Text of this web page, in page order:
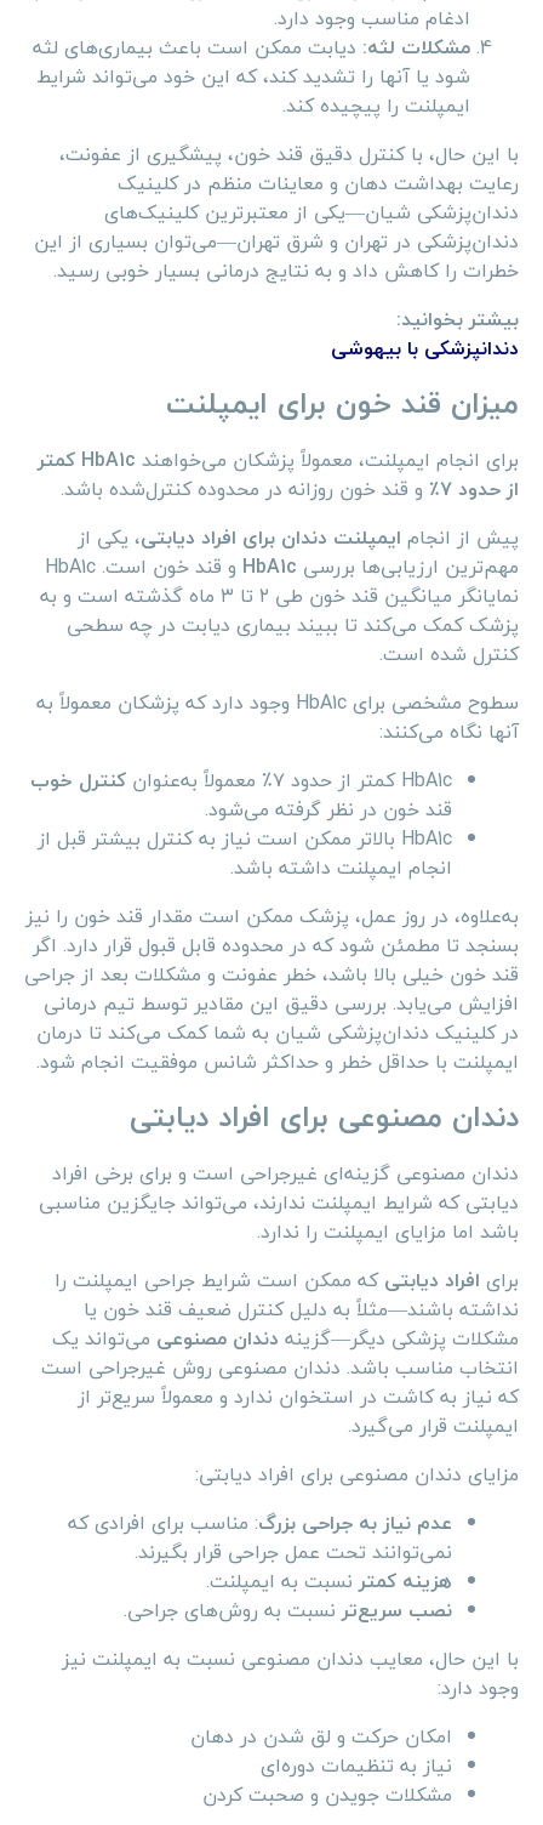
ادغام مناسب وجود دارد.
مشکلات لثه: دیابت ممکن است باعث بیماری‌های لثه
شود یا آنها را تشدید کند، که این خود می‌تواند شرایط
ایمپلنت را پیچیده کند.
با این حال، با کنترل دقیق قند خون، پیشگیری از عفونت،
رعایت بهداشت دهان و معاینات منظم در کلینیک
دندان‌پزشکی شیان—یکی از معتبرترین کلینیک‌های
دندان‌پزشکی در تهران و شرق تهران—می‌توان بسیاری از این
خطرات را کاهش داد و به نتایج درمانی بسیار خوبی رسید.
بیشتر بخوانید:
دندانپزشکی با بیهوشی
میزان قند خون برای ایمپلنت
برای انجام ایمپلنت، معمولاً پزشکان می‌خواهند
HbA1c کمتر
از حدود ۷٪
و قند خون روزانه در محدوده کنترل‌شده باشد.
پیش از انجام ایمپلنت دندان برای افراد دیابتی، یکی از
مهم‌ترین ارزیابی‌ها بررسی HbA1c
و قند خون است. HbA1c
نمایانگر میانگین قند خون طی ۲ تا ۳ ماه گذشته است و به
پزشک کمک می‌کند تا ببیند بیماری دیابت در چه سطحی
کنترل شده است.
سطوح مشخصی برای HbA1c وجود دارد که پزشکان معمولاً به
آنها نگاه می‌کنند:
HbA1c کمتر از حدود ۷٪ معمولاً به‌عنوان
کنترل خوب
قند خون در نظر گرفته می‌شود.
HbA1c بالاتر ممکن است نیاز به کنترل بیشتر قبل از
انجام ایمپلنت داشته باشد.
به‌علاوه، در روز عمل، پزشک ممکن است مقدار قند خون را نیز
بسنجد تا مطمئن شود که در محدوده قابل قبول قرار دارد. اگر
قند خون خیلی بالا باشد، خطر عفونت و مشکلات بعد از جراحی
افزایش می‌یابد. بررسی دقیق این مقادیر توسط تیم درمانی
در کلینیک دندان‌پزشکی شیان به شما کمک می‌کند تا درمان
ایمپلنت با حداقل خطر و حداکثر شانس موفقیت انجام شود.
دندان مصنوعی برای افراد دیابتی
دندان مصنوعی گزینه‌ای غیرجراحی است و برای برخی افراد
دیابتی که شرایط ایمپلنت ندارند، می‌تواند جایگزین مناسبی
باشد اما مزایای ایمپلنت را ندارد.
برای افراد دیابتیکه ممکن است شرایط جراحی ایمپلنت را
نداشته باشند—مثلاً به دلیل کنترل ضعیف قند خون یا
مشکلات پزشکی دیگر—گزینه دندان مصنوعی می‌تواند یک
انتخاب مناسب باشد. دندان مصنوعی روش غیرجراحی است
که نیاز به کاشت در استخوان ندارد و معمولاً سریع‌تر از
ایمپلنت قرار می‌گیرد.
مزایای دندان مصنوعی برای افراد دیابتی:
عدم نیاز به جراحی بزرگ: مناسب برای افرادی که
نمی‌توانند تحت عمل جراحی قرار بگیرند.
هزینه کمترنسبت به ایمپلنت.
نصب سریع‌ترنسبت به روش‌های جراحی.
با این حال، معایب دندان مصنوعی نسبت به ایمپلنت نیز
وجود دارد:
امکان حرکت و لق شدن در دهان
نیاز به تنظیمات دوره‌ای
مشکلات جویدن و صحبت کردن